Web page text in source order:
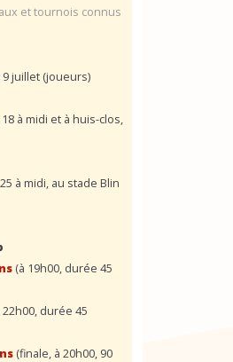
et tournois connus
juillet (joueurs)
à midi et à huis-clos,
à midi, au stade Blin
(à 19h00, durée 45
22h00, durée 45
(finale, à 20h00, 90